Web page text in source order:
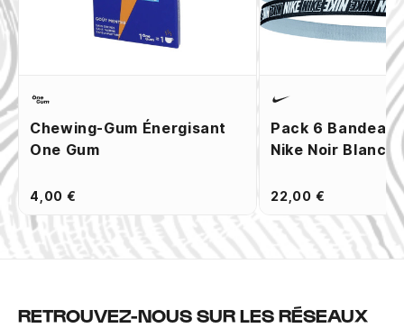
Chewing-Gum Énergisant
One Gum
4,00 €
Pack 6
Nike Noir Blanc
22,00 €
RETROUVEZ-NOUS SUR LES RÉSEAUX